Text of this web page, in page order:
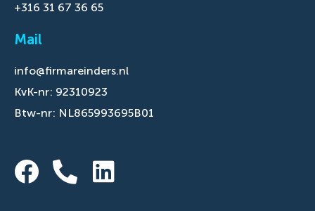
+316 31 67 36 65
Mail
info@firmareinders.nl
KvK-nr: 92310923
Btw-nr: NL865993695B01